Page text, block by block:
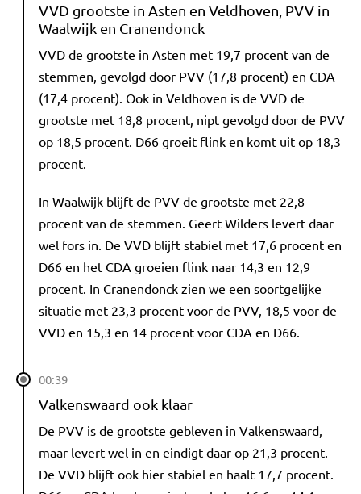
VVD grootste in Asten en Veldhoven, PVV in
Waalwijk en Cranendonck
VVD de grootste in Asten met 19,7 procent van de
stemmen, gevolgd door PVV (17,8 procent) en CDA
(17,4 procent). Ook in Veldhoven is de VVD de
grootste met 18,8 procent, nipt gevolgd door de PVV
op 18,5 procent. D66 groeit flink en komt uit op 18,3
procent.
In Waalwijk blijft de PVV de grootste met 22,8
procent van de stemmen. Geert Wilders levert daar
wel fors in. De VVD blijft stabiel met 17,6 procent en
D66 en het CDA groeien flink naar 14,3 en 12,9
procent. In Cranendonck zien we een soortgelijke
situatie met 23,3 procent voor de PVV, 18,5 voor de
VVD en 15,3 en 14 procent voor CDA en D66.
00:39
Valkenswaard ook klaar
De PVV is de grootste gebleven in Valkenswaard,
maar levert wel in en eindigt daar op 21,3 procent.
De VVD blijft ook hier stabiel en haalt 17,7 procent.